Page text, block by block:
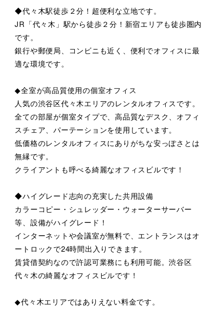
◆代々木駅徒歩２分！超便利な立地です。
JR「代々木」駅から徒歩２分！新宿エリアも徒歩圏内
です。
銀行や郵便局、コンビニも近く、便利でオフィスに最
適な環境です。
◆全室が高品質使用の個室オフィス
人気の渋谷区代々木エリアのレンタルオフィスです。
全ての部屋が個室タイプで、高品質なデスク、オフィ
スチェア、パーテーションを使用しています。
低価格のレンタルオフィスにありがちな安っぽさとは
無縁です。
クライアントも呼べる綺麗なオフィスビルです！
◆ハイグレード志向の充実した共用設備
カラーコピー・シュレッダー・ウォーターサーバー
等、設備がハイグレード！
インターネットや会議室が無料で、エントランスはオ
ートロックで24時間出入りできます。
賃貸借契約なので許認可業務にも利用可能。渋谷区
代々木の綺麗なオフィスビルです！
◆代々木エリアではありえない料金です。